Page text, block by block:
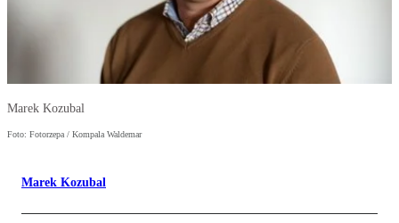
Marek Kozubal
Foto: Fotorzepa / Kompala Waldemar
Marek Kozubal